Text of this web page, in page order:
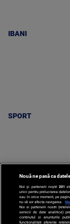
IBANI
SPORT
SPORT
Nouă ne pasă ca
Noi și partenerii noștri 201
unici pentru prelucrarea
sau în orice moment, pe
nu vă vor afecta navigarea.
Noi si partenerii nostri
servicii de date analitice)
continutul si anunturile
functionalitati aferente